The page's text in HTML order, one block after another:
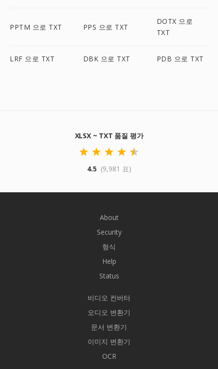
PPTM 으로 TXT PPS 으로 TXT
DOTX 으로
TXT
LRF 으로 TXT DBK 으로 TXT PDB 으로 TXT
XLSX ~ TXT 품질 평가
4.5 (9,981 표)
About
Security
형식
Help
Status
비디오 컨버터
오디오 변환기
문서 변환기
이미지 변환기
OCR